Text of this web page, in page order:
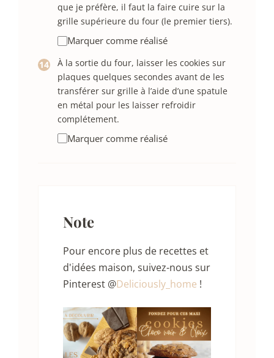
que je préfère, il faut la faire cuire sur la
grille supérieure du four (le premier tiers).
Marquer comme réalisé
À la sortie du four, laisser les cookies sur
plaques quelques secondes avant de les
transférer sur grille à l’aide d’une spatule
en métal pour les laisser refroidir
complétement.
Marquer comme réalisé
Note
Pour encore plus de recettes et
d'idées maison, suivez-nous sur
Pinterest @Deliciously_home !